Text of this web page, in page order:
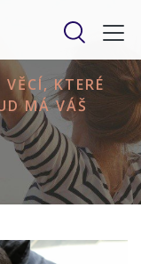
VĚCÍ, KTERÉ
MÁ VÁŠ